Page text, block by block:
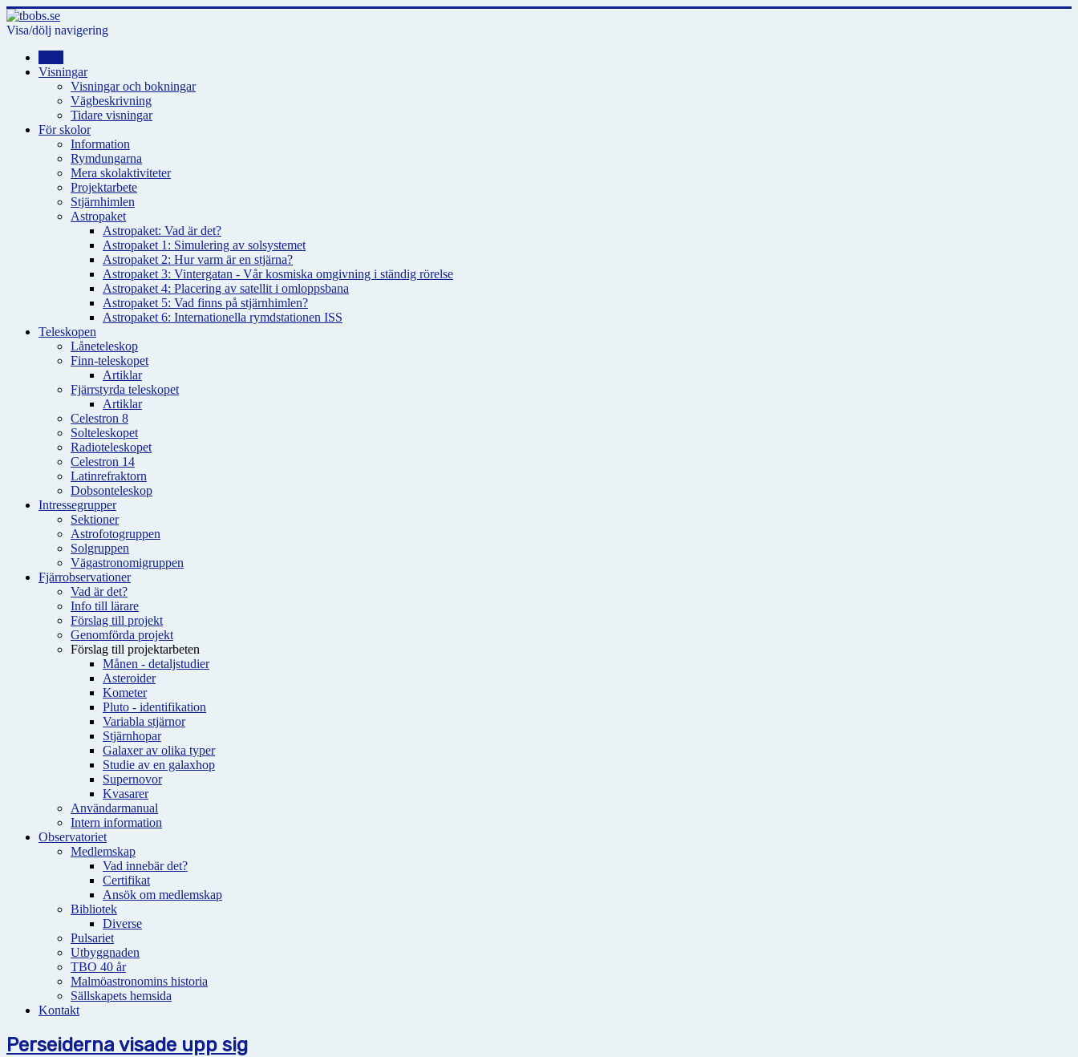
Visa/dölj navigering
Visningar
Visningar och bokningar
Vägbeskrivning
Tidare visningar
För skolor
Information
Rymdungarna
Mera skolaktiviteter
Projektarbete
Stjärnhimlen
Astropaket
Astropaket: Vad är det?
Astropaket 1: Simulering av solsystemet
Astropaket 2: Hur varm är en stjärna?
Astropaket 3: Vintergatan - Vår kosmiska omgivning i ständig rörelse
Astropaket 4: Placering av satellit i omloppsbana
Astropaket 5: Vad finns på stjärnhimlen?
Astropaket 6: Internationella rymdstationen ISS
Teleskopen
Låneteleskop
Finn-teleskopet
Artiklar
Fjärrstyrda teleskopet
Artiklar
Celestron 8
Solteleskopet
Radioteleskopet
Celestron 14
Latinrefraktorn
Dobsonteleskop
Intressegrupper
Sektioner
Astrofotogruppen
Solgruppen
Vägastronomigruppen
Fjärrobservationer
Vad är det?
Info till lärare
Förslag till projekt
Genomförda projekt
Förslag till projektarbeten
Månen - detaljstudier
Asteroider
Kometer
Pluto - identifikation
Variabla stjärnor
Stjärnhopar
Galaxer av olika typer
Studie av en galaxhop
Supernovor
Kvasarer
Användarmanual
Intern information
Observatoriet
Medlemskap
Vad innebär det?
Certifikat
Ansök om medlemskap
Bibliotek
Diverse
Pulsariet
Utbyggnaden
TBO 40 år
Malmöastronomins historia
Sällskapets hemsida
Kontakt
Perseiderna visade upp sig